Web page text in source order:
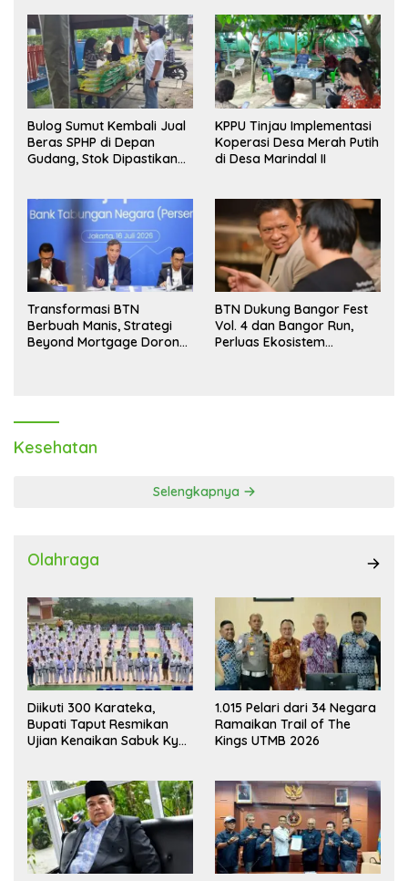
Bulog Sumut Kembali Jual
Beras SPHP di Depan
Gudang, Stok Dipastikan
KPPU Tinjau Implementasi
Koperasi Desa Merah Putih
di Desa Marindal II
Transformasi BTN
Berbuah Manis, Strategi
Beyond Mortgage Dorong
BTN Dukung Bangor Fest
Vol. 4 dan Bangor Run,
Perluas Ekosistem
Kesehatan
Selengkapnya
Olahraga
Diikuti 300 Karateka,
Bupati Taput Resmikan
Ujian Kenaikan Sabuk Kyu
1.015 Pelari dari 34 Negara
Ramaikan Trail of The
Kings UTMB 2026